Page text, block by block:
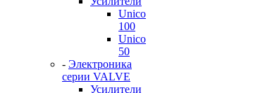
Unico
100
Unico
50
- Электроника
серии VALVE
Усилители